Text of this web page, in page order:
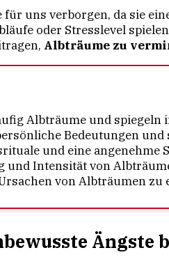
uns verborgen, da sie
oder Stresslevel
Albträume zu
Albträume und spiegeln
Bedeutungen
und eine
Intensität von
von Albträumen
Ängste